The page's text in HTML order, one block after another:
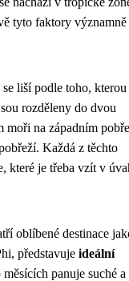
tyto faktory významně
se liší podle toho, kterou
rozděleny do dvou
moři na západním
Každá z těchto
které je třeba vzít v
oblíbené destinace
představuje ideální
panuje suché a